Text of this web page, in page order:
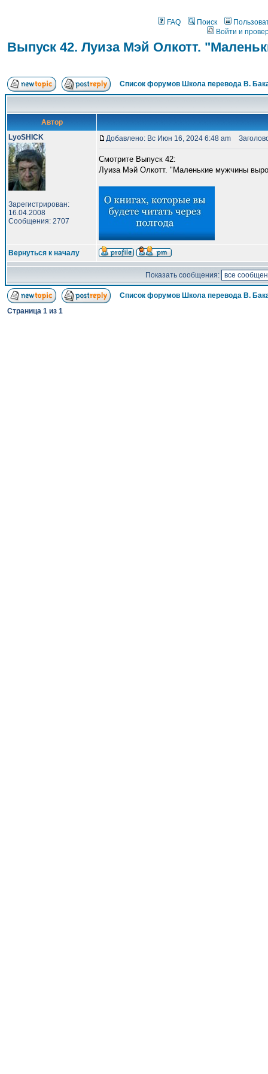
FAQ Поиск
Войти и
Выпуск 42. Луиза Мэй Олкотт.
Список форумов Школа перевода В.
Автор
LyoSHICK
Зарегистрирован:
16.04.2008
Сообщения: 2707
Добавлено: Вс Июн 16, 2024 6:48 am
Смотрите Выпуск 42:
Луиза Мэй Олкотт. "Маленькие мужчины
Вернуться к началу
Показать сообщения:
Список форумов Школа перевода В.
Страница 1 из 1